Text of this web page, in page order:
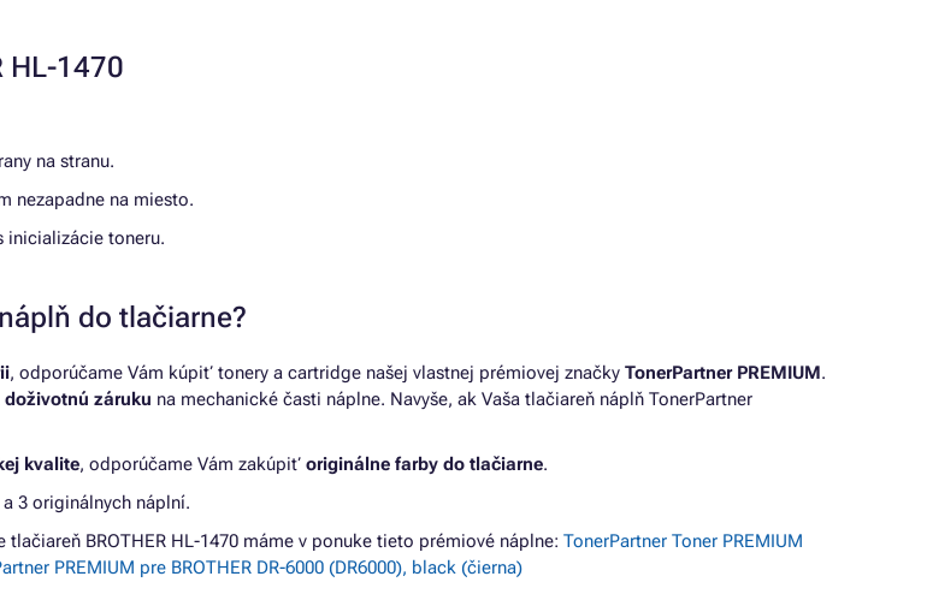
HL-1470
na stranu.
nezapadne na miesto.
inicializácie toneru.
do tlačiarne?
, odporúčame Vám kúpiť tonery a cartridge našej vlastnej prémiovej značky TonerPartner PREMIUM.
doživotnú záruku na mechanické časti náplne. Navyše, ak Vaša tlačiareň náplň TonerPartner
kvalite, odporúčame Vám zakúpiť originálne farby do tlačiarne.
3 originálnych náplní.
tlačiareň BROTHER HL-1470 máme v ponuke tieto prémiové náplne: TonerPartner Toner PREMIUM
PREMIUM pre BROTHER DR-6000 (DR6000), black (čierna)